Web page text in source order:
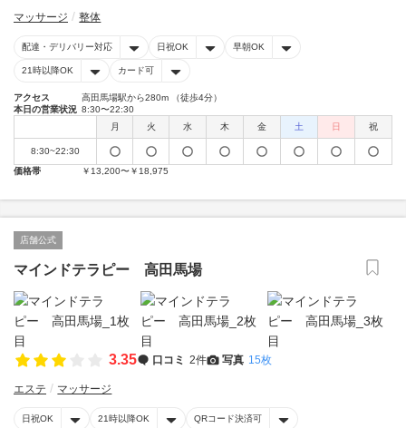
マッサージ 整体
配達・デリバリー対応 日祝OK 早朝OK
21時以降OK カード可
アクセス
高田馬場駅から280m （徒歩4分）
本日の営業状況 8:30〜22:30
月
火 水 木 金 土 日 祝
8:30~22:30
価格帯
￥13,200〜￥18,975
店舗公式
マインドテラピー 高田馬場
3.35 口コミ 2件 写真 15枚
エステ マッサージ
日祝OK 21時以降OK QRコード決済可